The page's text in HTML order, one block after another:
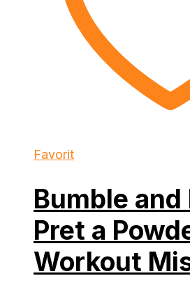
Favorit
Bumble
Pret a
Workout